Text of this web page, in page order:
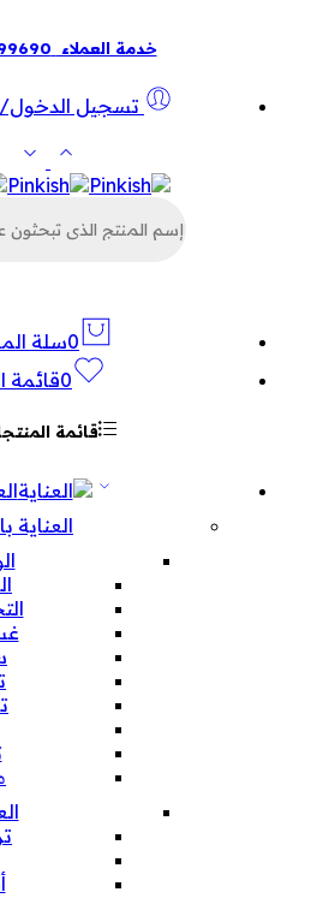
خدمة العملاء
تسجيل
عن
0سلة
0قائمة
قائمة
العناية